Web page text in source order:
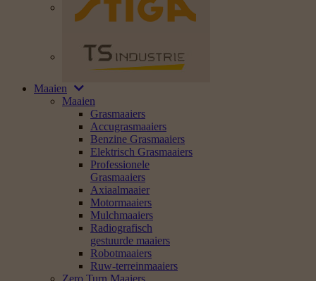
Maaien
Maaien
Grasmaaiers
Accugrasmaaiers
Benzine Grasmaaiers
Elektrisch Grasmaaiers
Professionele
Grasmaaiers
Axiaalmaaier
Motormaaiers
Mulchmaaiers
Radiografisch
gestuurde maaiers
Robotmaaiers
Ruw-terreinmaaiers
Zero Turn Maaiers